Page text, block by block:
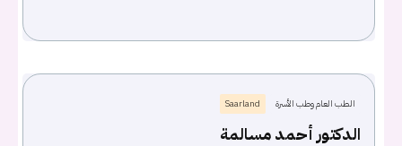
الطب العام وطب الأسرة Saarland
الدكتور أحمد مسالمة